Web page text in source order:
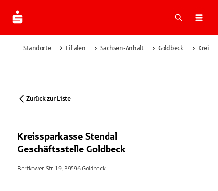
Suche
Standorte Filialen Sachsen-Anhalt Goldbeck
Zurück zur Liste
Kreissparkasse Stendal
Geschäftsstelle Goldbeck
Bertkower Str. 19, 39596 Goldbeck